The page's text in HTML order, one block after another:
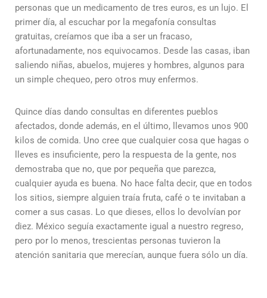
personas que un medicamento de tres euros, es un lujo. El
primer día, al escuchar por la megafonía consultas
gratuitas, creíamos que iba a ser un fracaso,
afortunadamente, nos equivocamos. Desde las casas, iban
saliendo niñas, abuelos, mujeres y hombres, algunos para
un simple chequeo, pero otros muy enfermos.
Quince días dando consultas en diferentes pueblos
afectados, donde además, en el último, llevamos unos 900
kilos de comida. Uno cree que cualquier cosa que hagas o
lleves es insuficiente, pero la respuesta de la gente, nos
demostraba que no, que por pequeña que parezca,
cualquier ayuda es buena. No hace falta decir, que en todos
los sitios, siempre alguien traía fruta, café o te invitaban a
comer a sus casas. Lo que dieses, ellos lo devolvían por
diez. México seguía exactamente igual a nuestro regreso,
pero por lo menos, trescientas personas tuvieron la
atención sanitaria que merecían, aunque fuera sólo un día.